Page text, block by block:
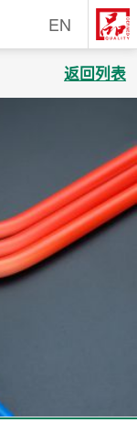
EN
返回列表